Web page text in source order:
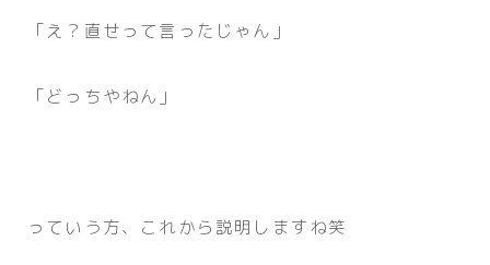
「え？直せって言ったじゃん」
「どっちやねん」
っていう方、これから説明しますね笑